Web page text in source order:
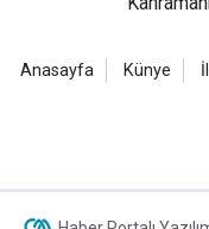
Anasayfa Künye